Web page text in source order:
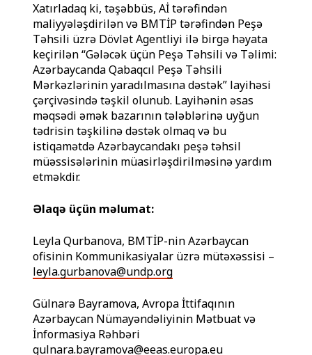
Xatırladaq ki, təşəbbüs, Aİ tərəfindən
maliyyələşdirilən və BMTİP tərəfindən Peşə
Təhsili üzrə Dövlət Agentliyi ilə birgə həyata
keçirilən “Gələcək üçün Peşə Təhsili və Təlimi:
Azərbaycanda Qabaqcıl Peşə Təhsili
Mərkəzlərinin yaradılmasına dəstək” layihəsi
çərçivəsində təşkil olunub. Layihənin əsas
məqsədi əmək bazarının tələblərinə uyğun
tədrisin təşkilinə dəstək olmaq və bu
istiqamətdə Azərbaycandakı peşə təhsil
müəssisələrinin müasirləşdirilməsinə yardım
etməkdir.
Əlaqə üçün məlumat:
Leyla Qurbanova, BMTİP-nin Azərbaycan
ofisinin Kommunikasiyalar üzrə mütəxəssisi –
leyla.gurbanova@undp.org
Gülnarə Bayramova, Avropa İttifaqının
Azərbaycan Nümayəndəliyinin Mətbuat və
İnformasiya Rəhbəri
gulnara.bayramova@eeas.europa.eu